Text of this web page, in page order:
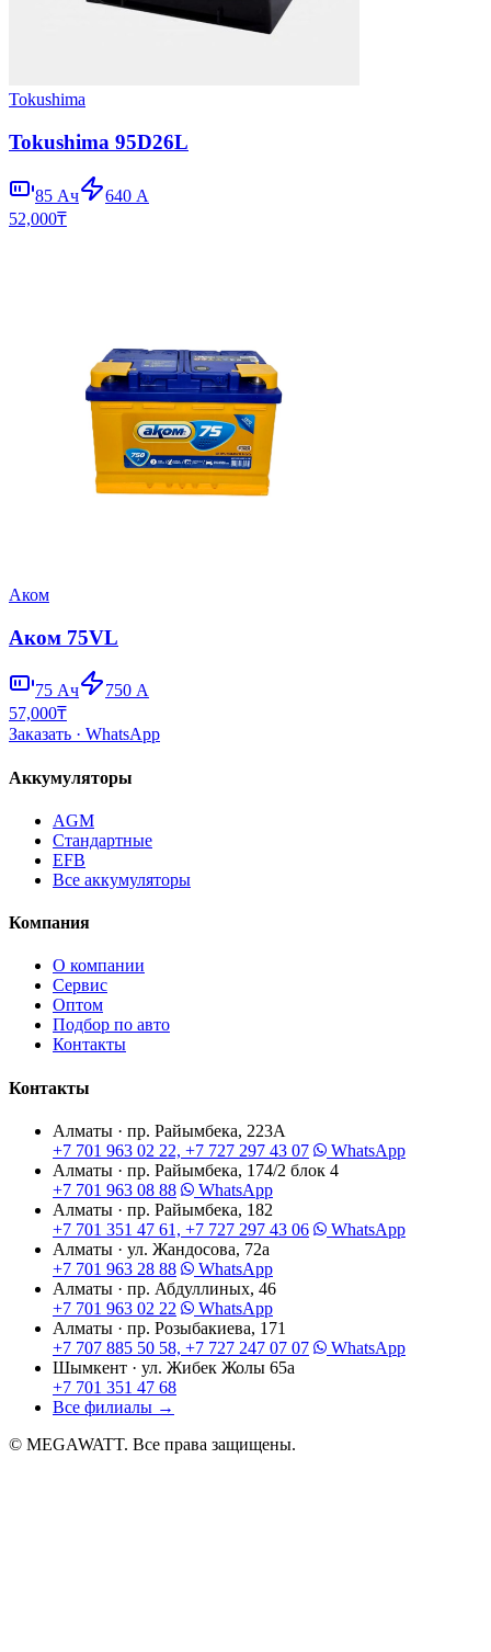
Tokushima
Tokushima 95D26L
85 Ач 640 А
52,000₸
Аком
Аком 75VL
75 Ач 750 А
57,000₸
Заказать · WhatsApp
Аккумуляторы
AGM
Стандартные
EFB
Все аккумуляторы
Компания
О компании
Сервис
Оптом
Подбор по авто
Контакты
Контакты
Алматы · пр. Райымбека, 223А
+7 701 963 02 22, +7 727 297 43 07
WhatsApp
Алматы · пр. Райымбека, 174/2 блок 4
+7 701 963 08 88
WhatsApp
Алматы · пр. Райымбека, 182
+7 701 351 47 61, +7 727 297 43 06
WhatsApp
Алматы · ул. Жандосова, 72а
+7 701 963 28 88
WhatsApp
Алматы · пр. Абдуллиных, 46
+7 701 963 02 22
WhatsApp
Алматы · пр. Розыбакиева, 171
+7 707 885 50 58, +7 727 247 07 07
WhatsApp
Шымкент · ул. Жибек Жолы 65а
+7 701 351 47 68
Все филиалы →
© MEGAWATT. Все права защищены.